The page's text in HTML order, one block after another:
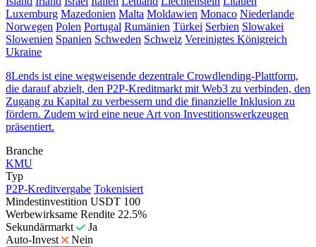
Luxemburg Mazedonien Malta Moldawien Monaco Niederlande
Norwegen Polen Portugal Rumänien Türkei Serbien Slowakei
Slowenien Spanien Schweden Schweiz Vereinigtes Königreich
Ukraine
8Lends ist eine wegweisende dezentrale Crowdlending-Plattform,
die darauf abzielt, den P2P-Kreditmarkt mit Web3 zu verbinden, den
Zugang zu Kapital zu verbessern und die finanzielle Inklusion zu
fördern. Zudem wird eine neue Art von Investitionswerkzeugen
präsentiert.
Branche
KMU
Typ
P2P-Kreditvergabe Tokenisiert
Mindestinvestition USDT 100
Werbewirksame Rendite 22.5%
Sekundärmarkt
Ja
Auto-Invest
Nein